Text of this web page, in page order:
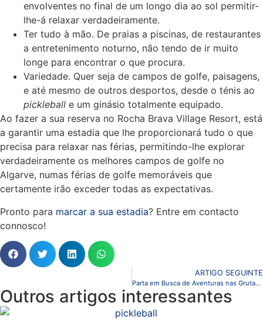
envolventes no final de um longo dia ao sol permitir-
lhe-á relaxar verdadeiramente.
Ter tudo à mão. De praias a piscinas, de restaurantes
a entretenimento noturno, não tendo de ir muito
longe para encontrar o que procura.
Variedade. Quer seja de campos de golfe, paisagens,
e até mesmo de outros desportos, desde o ténis ao
pickleball e um ginásio totalmente equipado.
Ao fazer a sua reserva no Rocha Brava Village Resort, está
a garantir uma estadia que lhe proporcionará tudo o que
precisa para relaxar nas férias, permitindo-lhe explorar
verdadeiramente os melhores campos de golfe no
Algarve, numas férias de golfe memoráveis que
certamente irão exceder todas as expectativas.
Pronto para marcar a sua estadia? Entre em contacto
connosco!
ARTIGO SEGUINTE
Parta em Busca de Aventuras nas Grutas Marinhas do Algar Seco
Outros artigos interessantes